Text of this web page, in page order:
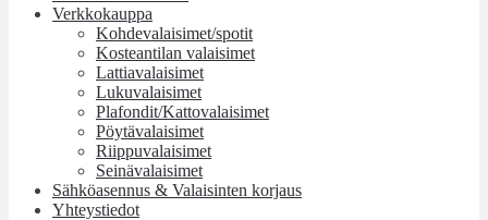
Verkkokauppa
Kohdevalaisimet/spotit
Kosteantilan valaisimet
Lattiavalaisimet
Lukuvalaisimet
Plafondit/Kattovalaisimet
Pöytävalaisimet
Riippuvalaisimet
Seinävalaisimet
Sähköasennus & Valaisinten korjaus
Yhteystiedot